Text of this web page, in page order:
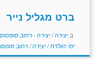
ברט מגליל נייר
ב יצירה/יצירה - רחוב סומסום
ימי הולדת/יצירה/רחוב